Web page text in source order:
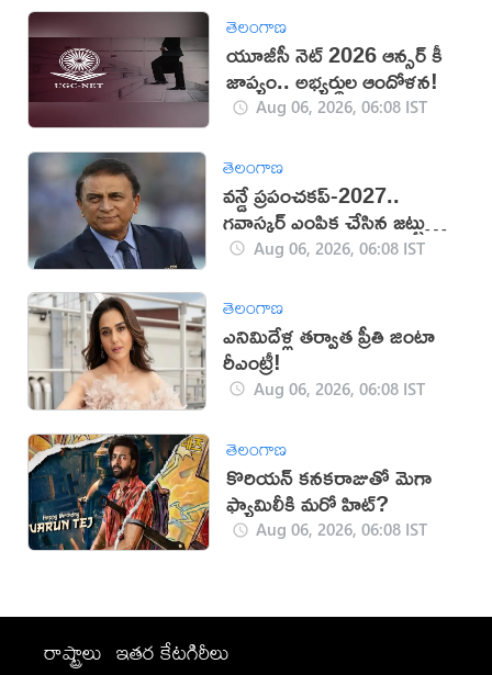
తెలంగాణ
యూజీసీ నెట్ 2026 ఆన్సర్ కీ
జాప్యం.. అభ్యర్థుల ఆందోళన!
Aug 06, 2026, 06:08 IST
తెలంగాణ
వన్డే ప్రపంచకప్‌-2027..
గవాస్కర్ ఎంపిక చేసిన జట్టు
ఇదే!Aug 06, 2026, 06:08 IST
తెలంగాణ
ఎనిమిదేళ్ల తర్వాత ప్రీతి జింటా
రీఎంట్రీ!
Aug 06, 2026, 06:08 IST
తెలంగాణ
కొరియన్ కనకరాజుతో మెగా
ఫ్యామిలీకి మరో హిట్?
Aug 06, 2026, 06:08 IST
రాష్ట్రాలు ఇతర కేటగిరీలు